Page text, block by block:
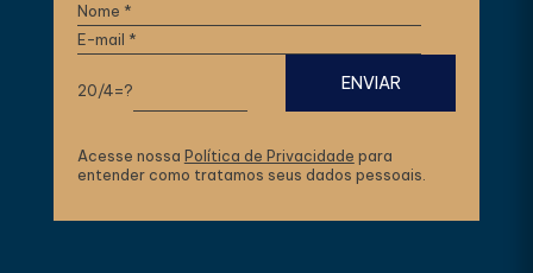
20/4=?
Acesse nossa Política de Privacidade para
entender como tratamos seus dados pessoais.